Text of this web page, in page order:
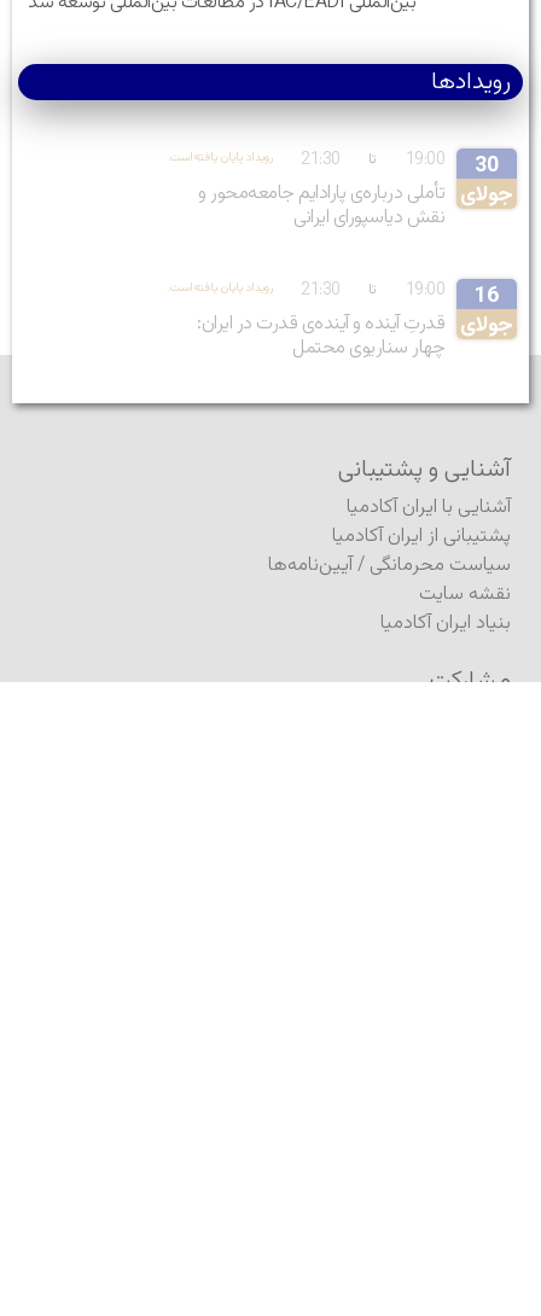
رویدادها
30
جولای
19:00 تا 21:30 .رویداد پایان یافته‌است
تأملی درباره‌ی پارادایم جامعه‌محور و
نقش دیاسپورای ایرانی
16
جولای
19:00 تا 21:30 .رویداد پایان یافته‌است
قدرتِ آینده و آینده‌ی قدرت در ایران:
چهار سناریوی محتمل
آشنایی و پشتیبانی
آشنایی با ایران آکادمیا
پشتیبانی از ایران آکادمیا
سیاست محرمانگی /آیین‌نامه‌ها
نقشه سایت
بنیاد ایران آکادمیا
مشارکت